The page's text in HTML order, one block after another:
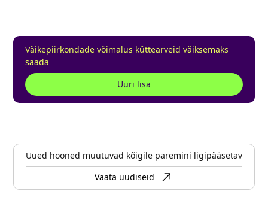
Väikepiirkondade võimalus küttearveid väiksemaks
saada
Uuri lisa
Uued hooned muutuvad kõigile paremini ligipääsetavaks
Vaata uudiseid